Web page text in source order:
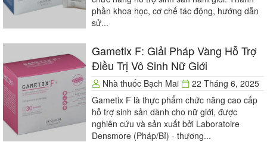
phần khoa học, cơ chế tác động, hướng dẫn
sử...
Gametix F: Giải Pháp Vàng Hỗ Trợ
Điều Trị Vô Sinh Nữ Giới
Nhà thuốc Bạch Mai
22 Tháng 6, 2025
Gametix F là thực phẩm chức năng cao cấp
hỗ trợ sinh sản dành cho nữ giới, được
nghiên cứu và sản xuất bởi Laboratoire
Densmore (Pháp/Bỉ) - thương...